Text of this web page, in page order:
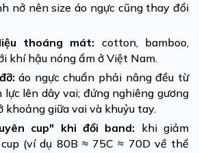
nở nên size áo ngực cũng thay đổi
thoáng mát: cotton, bamboo,
khí hậu nóng ẩm ở Việt Nam.
áo ngực chuẩn phải nâng đều từ
lực lên dây vai; đứng nghiêng gương
khoảng giữa vai và khuỷu tay.
cup" khi đổi band: khi giảm
(ví dụ 80B ≈ 75C ≈ 70D về thể